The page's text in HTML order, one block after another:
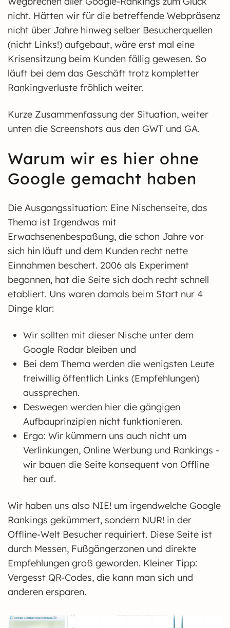
nicht. Hätten wir für die betreffende Webpräsenz
nicht über Jahre hinweg selber Besucherquellen
(nicht Links!) aufgebaut, wäre erst mal eine
Krisensitzung beim Kunden fällig gewesen. So
läuft bei dem das Geschäft trotz kompletter
Rankingverluste fröhlich weiter.
Kurze Zusammenfassung der Situation, weiter
unten die Screenshots aus den GWT und GA.
Warum wir es hier ohne
Google gemacht haben
Die Ausgangssituation: Eine Nischenseite, das
Thema ist Irgendwas mit
Erwachsenenbespaßung, die schon Jahre vor
sich hin läuft und dem Kunden recht nette
Einnahmen beschert. 2006 als Experiment
begonnen, hat die Seite sich doch recht schnell
etabliert. Uns waren damals beim Start nur 4
Dinge klar:
Wir sollten mit dieser Nische unter dem
Google Radar bleiben und
Bei dem Thema werden die wenigsten Leute
freiwillig öffentlich Links (Empfehlungen)
aussprechen.
Deswegen werden hier die gängigen
Aufbauprinzipien nicht funktionieren.
Ergo: Wir kümmern uns auch nicht um
Verlinkungen, Online Werbung und Rankings -
wir bauen die Seite konsequent von Offline
her auf.
Wir haben uns also NIE! um irgendwelche Google
Rankings gekümmert, sondern NUR! in der
Offline-Welt Besucher requiriert. Diese Seite ist
durch Messen, Fußgängerzonen und direkte
Empfehlungen groß geworden. Kleiner Tipp:
Vergesst QR-Codes, die kann man sich und
anderen ersparen.